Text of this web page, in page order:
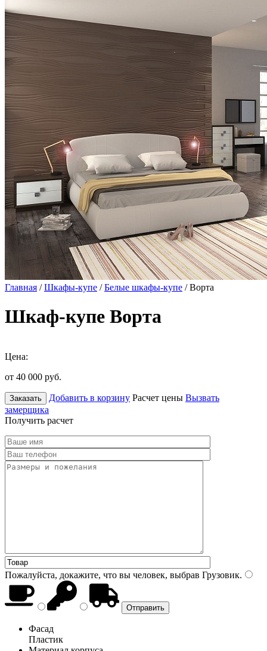
Главная /Шкафы-купе /Белые шкафы-купе / Ворта
Шкаф-купе Ворта
Цена:
от 40 000 руб.
Заказать Добавить в корзину Расчет цены Вызвать
замерщика
Получить расчет
Пожалуйста, докажите, что вы человек, выбрав Грузовик.
Фасад
Пластик